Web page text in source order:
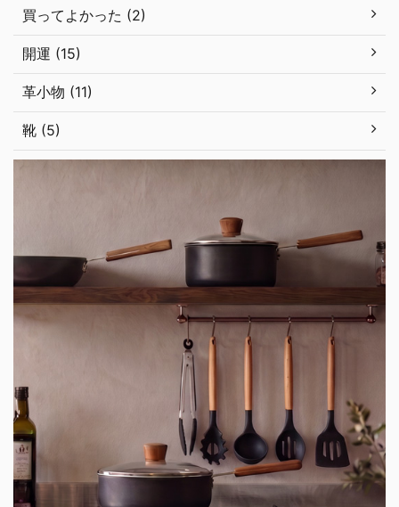
買ってよかった (2)
開運 (15)
革小物 (11)
靴 (5)